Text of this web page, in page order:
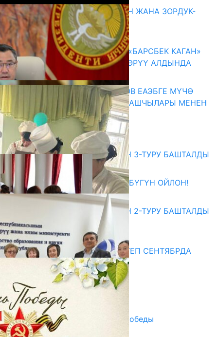
ГЕНДЕРДИК БАСМЫРЛООДОН ЖАНА ЗОРДУК-
ЗОМБУЛУКТАН КОРГОО
07.08.2026
КЫРГЫЗ ТАРЫХЫ ТАСМАДА: «БАРСБЕК КАГАН»
КӨРКӨМ ТАСМАСЫ ЖАРЫК КӨРҮҮ АЛДЫНДА
07.08.2026
ПРЕЗИДЕНТ САДЫР ЖАПАРОВ ЕАЭБГЕ МҮЧӨ
МАМЛЕКЕТТЕРДИН ӨКМӨТ БАШЧЫЛАРЫ МЕНЕН
ЖОЛУГУШТУ
07.08.2026
Абитуриент
ЖОЖДОРГО КАБЫЛ АЛУУНУН 3-ТУРУ БАШТАЛДЫ
27.07.2026
ӨЗҮҢДҮН КЕЛЕЧЕГИҢ ҮЧҮН БҮГҮН ОЙЛОН!
20.07.2026
ЖОЖДОРГО КАБЫЛ АЛУУНУН 2-ТУРУ БАШТАЛДЫ
20.07.2026
Медиа
СУЗАКТА 750 ОРУНДУУ МЕКТЕП СЕНТЯБРДА
ПАЙДАЛАНУУГА БЕРИЛЕТ
07.08.2025
Улуу Жеңиштин жандуу сөзү
29.04.2025
Награды в преддверии Дня Победы
29.04.2025